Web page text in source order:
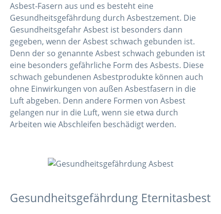
Asbest-Fasern aus und es besteht eine
Gesundheitsgefährdung durch Asbestzement. Die
Gesundheitsgefahr Asbest ist besonders dann
gegeben, wenn der Asbest schwach gebunden ist.
Denn der so genannte Asbest schwach gebunden ist
eine besonders gefährliche Form des Asbests. Diese
schwach gebundenen Asbestprodukte können auch
ohne Einwirkungen von außen Asbestfasern in die
Luft abgeben. Denn andere Formen von Asbest
gelangen nur in die Luft, wenn sie etwa durch
Arbeiten wie Abschleifen beschädigt werden.
Gesundheitsgefährdung Eternitasbest